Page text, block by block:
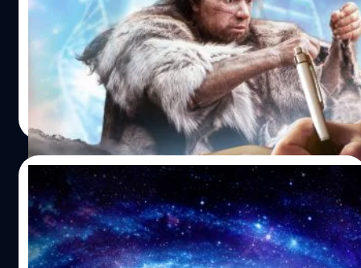
ในตู้เย็นนานนับสัปดาห์ด้วยซ้ำ หลายคนอาจจะมองว่าใช่เหรอ
เวอร์ไปมั้ย ? งานวิจัยของ University of Georgia พบว่า
การนำผักผลไม้ไปเข้าสู่กระบวนการแช่แข็งอย่างรวดเร็วหลัง
เก็บเกี่ยว จะเปรียบเสมือนการ 'ล็อก' สารอาหารเอาไว้ ทำให้
ผักอย่างบรอกโคลีหรือผักโขมแช่แข็ง มีปริมาณวิตามินและ
สารอาหารหลงเหลืออยู่สูงกว่าผักสดชนิดเดียวกันที่ถูกเก็บทิ้ง
ไว้ในตู้เย็นนานเกิน 5 วันขึ้นไป ยิ่งไปกว่านั้น กระบวนการถนอม
อาหารบางวิธียังช่วยเพิ่มปริมาณสารอาหารได้อีกด้วย
ตัวอย่างเช่น แอพริคอตแช่แข็งจะมีปริมาณวิตามินซีสูงกว่า
แบบสดมาก เนื่องจากมีการนำวิตามินซีมาใช้เป็นส่วนหนึ่งใน
กระบวนการถนอมผลไม้นั่นเอง อย่างไรก็ตาม แต่ละ
กระบวนการก็มีรายละเอียดและข้อควรระวังที่ต่างกันไป ต้อง
เล่าแบบนี้ก่อนว่าการแช่แข็ง…
เคยสงสัยไหมว่า ทำไมกว่า 90% ของมนุษย์ทั่วโลกถึงถนัดขวา
และเพียง 10% เท่านั้นที่ถนัดซ้าย ? บางคนอาจคิดว่ามันเกิดขึ้น
จากการฝึกสอนตั้งแต่ยังเด็ก ๆ บางคนก็เชื่อว่าอาจจะส่งผ่าน
มาทางพันธุกรรม หรือบางคนก็มองว่ามันเกิดจากการ
วิวัฒนาการ ซึ่งดูเหมือนว่าอย่างหลังจะถูกพิสูจน์ว่าจริง เพราะ
ล่าสุดนักวิจัยค้นพบสัตว์ตัวแรก ๆ ของโลกที่มีการแบ่งส่วน
ร่างกายสมมาตรซ้ายขวา (Bilateral Symmetry) สมดุลคล้าย
กับมนุษย์ และที่น่าสนใจคือสัตว์ชนิดนี้มีแนวโน้ม ‘ถนัดขวา’
มากกว่าอีกฝั่ง คล้ายกับมนุษย์ด้วย นักวิจัยค้นพบว่า
‘Spriggina flounders’ สิ่งมีชีวิตในทะเลโบราณยุคอีดีแอคา
รัน (Ediacaran) ซึ่งมีอายุเก่าแก่กว่า 500 ล้านปี และเป็นหนึ่ง
ในสัตว์ชนิดแรก ๆ ของโลกที่มีโครงสร้างร่างกายแบบสมมาตร
สองด้าน รวมถึงมีส่วนหัว มีพฤติกรรม ‘ถนัดขวา’ จากการ
กานต์สิรี บัววิชัยศิลป์| 24 days ago
Read More
นักวิจัยพบ “น้ำตาล” ครั้งแรกในอวกาศ อาจ
เป็นเบาะแสต้นกำเนิดของชีวิต